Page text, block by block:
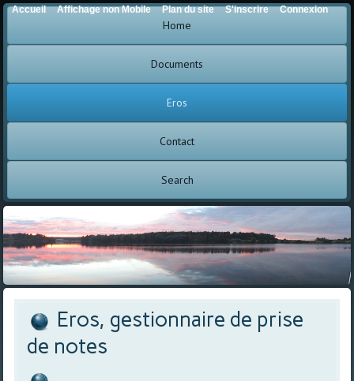
Home
Documents
Eros
Contact
Search
Eros, gestionnaire de prise
de notes
Accueil Affichage non Mobile Plan du site S'inscrire Connexion